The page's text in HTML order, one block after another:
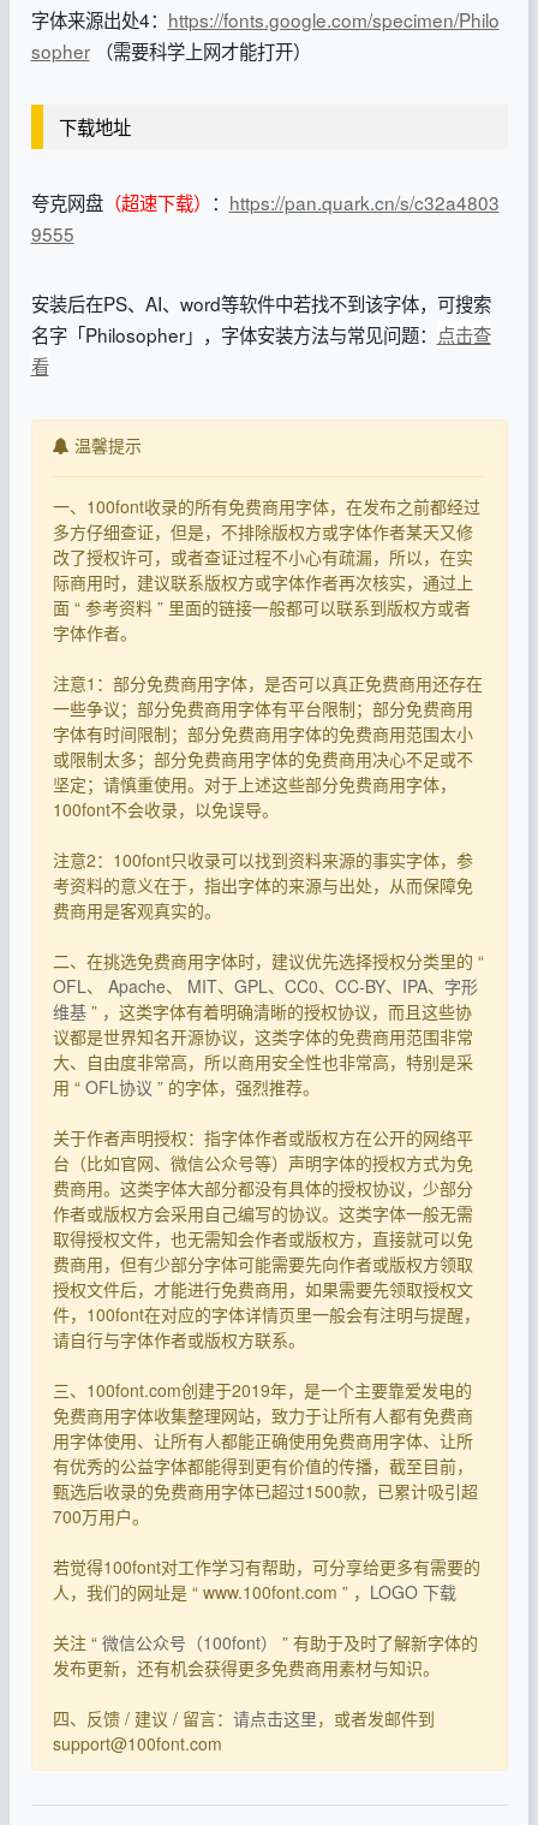
字体来源出处4： https://fonts.google.com/specimen/Philo
sopher（需要科学上网才能打开）
下载地址
夸克网盘（超速下载） ： https://pan.quark.cn/s/c32a4803
9555
安装后在PS、AI、word等软件中若找不到该字体，可搜索
名字「Philosopher」，字体安装方法与常见问题： 点击查
看
温馨提示
一、100font收录的所有免费商用字体，在发布之前都经过
多方仔细查证，但是，不排除版权方或字体作者某天又修
改了授权许可，或者查证过程不小心有疏漏，所以，在实
际商用时，建议联系版权方或字体作者再次核实，通过上
面 “ 参考资料 ” 里面的链接一般都可以联系到版权方或者
字体作者。
注意1：部分免费商用字体，是否可以真正免费商用还存在
一些争议；部分免费商用字体有平台限制；部分免费商用
字体有时间限制；部分免费商用字体的免费商用范围太小
或限制太多；部分免费商用字体的免费商用决心不足或不
坚定；请慎重使用。对于上述这些部分免费商用字体，
100font不会收录，以免误导。
注意2：100font只收录可以找到资料来源的事实字体，参
考资料的意义在于，指出字体的来源与出处，从而保障免
费商用是客观真实的。
二、在挑选免费商用字体时，建议优先选择授权分类里的 “
OFL、 Apache、 MIT、 GPL、 CC0、 CC-BY、 IPA、 字形
维基 ” ，这类字体有着明确清晰的授权协议，而且这些协
议都是世界知名开源协议，这类字体的免费商用范围非常
大、自由度非常高，所以商用安全性也非常高，特别是采
用 “ OFL协议 ” 的字体，强烈推荐。
关于作者声明授权：指字体作者或版权方在公开的网络平
台（比如官网、微信公众号等）声明字体的授权方式为免
费商用。这类字体大部分都没有具体的授权协议，少部分
作者或版权方会采用自己编写的协议。这类字体一般无需
取得授权文件，也无需知会作者或版权方，直接就可以免
费商用，但有少部分字体可能需要先向作者或版权方领取
授权文件后，才能进行免费商用，如果需要先领取授权文
件，100font在对应的字体详情页里一般会有注明与提醒，
请自行与字体作者或版权方联系。
三、100font.com创建于2019年，是一个主要靠爱发电的
免费商用字体收集整理网站，致力于让所有人都有免费商
用字体使用、让所有人都能正确使用免费商用字体、让所
有优秀的公益字体都能得到更有价值的传播，截至目前，
甄选后收录的免费商用字体已超过1500款，已累计吸引超
700万用户。
若觉得100font对工作学习有帮助，可分享给更多有需要的
人，我们的网址是 “ www.100font.com ” ， LOGO 下载
关注 “ 微信公众号（100font）
” 有助于及时了解新字体的
发布更新，还有机会获得更多免费商用素材与知识。
四、反馈 / 建议 / 留言： 请点击这里，或者发邮件到
support@100font.com